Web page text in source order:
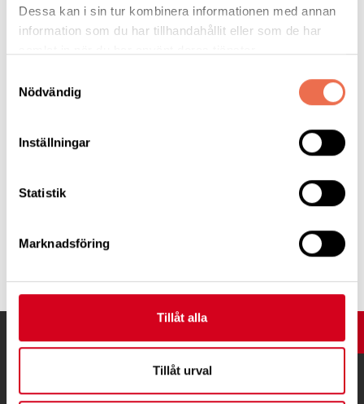
Dessa kan i sin tur kombinera informationen med annan
information som du har tillhandahållit eller som de har
Nödvändig
Inställningar
Statistik
Marknadsföring
Tillåt alla
Tillåt urval
Medlemsnytt För Neuro Lundabygden Nr 2 2024 (4,5 MB)
Innehållsansvarig:
Tipsa